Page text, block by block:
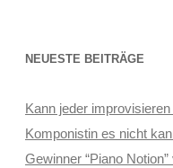
NEUESTE BEITRÄGE
Kann jeder
Komponistin es nicht
Gewinner “Piano